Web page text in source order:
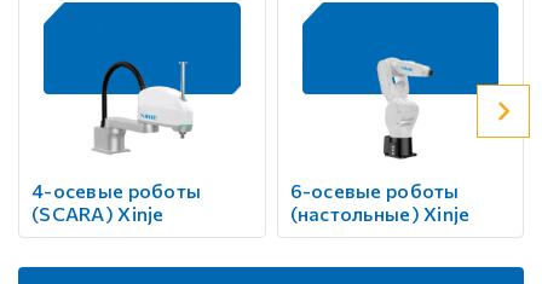
4-осевые роботы
(SCARA) Xinje
6-осевые роботы
(настольные) Xinje